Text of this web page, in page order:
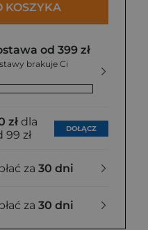
KOSZYKA
od 399 zł
brakuje Ci
zł dla
zł
DOŁĄCZ
za 30 dni
za 30 dni